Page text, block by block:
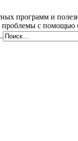
программ и
проблемы с помощью